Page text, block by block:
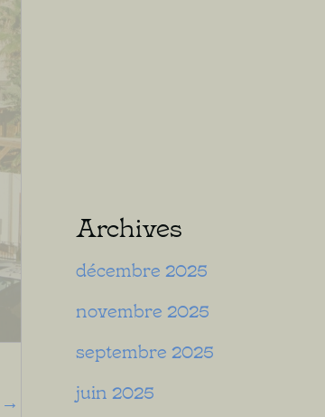
→
Archives
décembre 2025
novembre 2025
septembre 2025
juin 2025